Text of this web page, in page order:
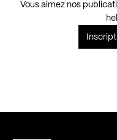
Vous aimez nos